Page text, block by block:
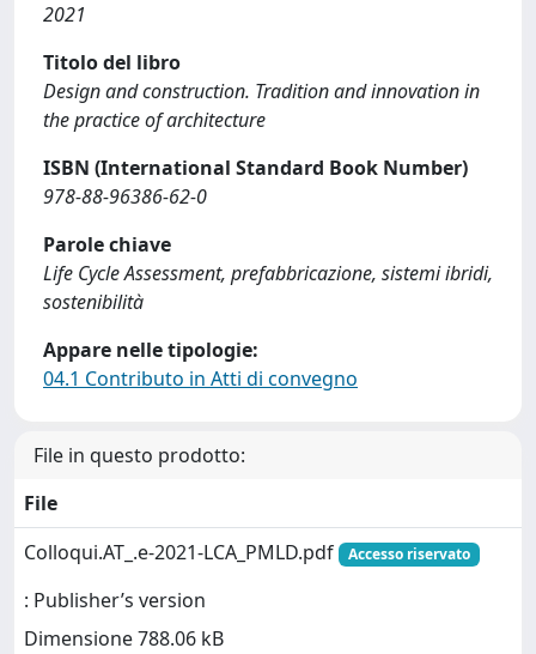
2021
Titolo del libro
Design and construction. Tradition and innovation in
the practice of architecture
ISBN (International Standard Book Number)
978-88-96386-62-0
Parole chiave
Life Cycle Assessment, prefabbricazione, sistemi ibridi,
sostenibilità
Appare nelle tipologie:
04.1 Contributo in Atti di convegno
File in questo prodotto:
File
Colloqui.AT_.e-2021-LCA_PMLD.pdf
Accesso riservato
: Publisher’s version
Dimensione 788.06 kB